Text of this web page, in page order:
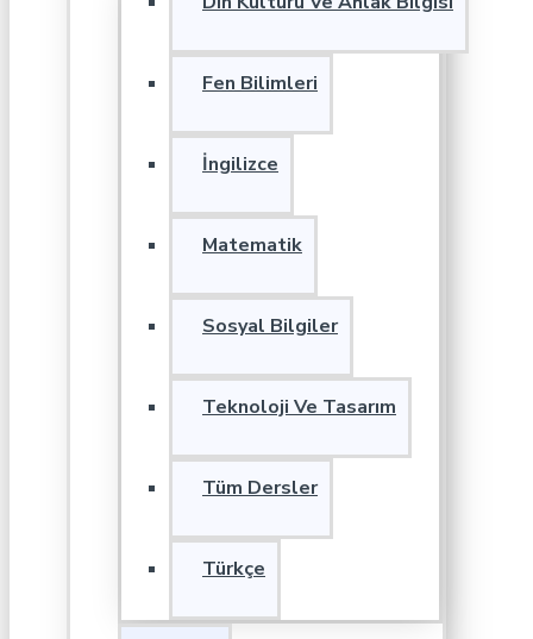
Fen Bilimleri
İngilizce
Matematik
Sosyal Bilgiler
Teknoloji Ve Tasarım
Tüm Dersler
Türkçe